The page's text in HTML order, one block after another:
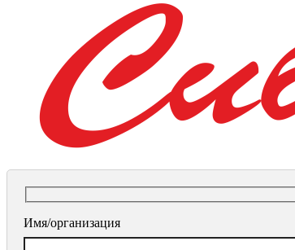
Имя/организация